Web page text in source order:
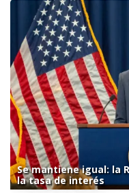
Se mantiene igual: la
la tasa de interés